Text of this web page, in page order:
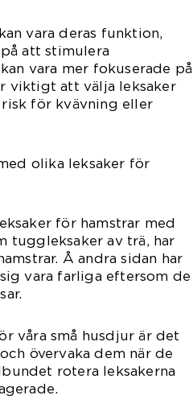
vara deras funktion,
att stimulera
vara mer fokuserade på
viktigt att välja leksaker
för kvävning eller
olika leksaker för
för hamstrar med
tuggleksaker av trä, har
Å andra sidan har
vara farliga eftersom de
våra små husdjur är det
övervaka dem när de
rotera leksakerna